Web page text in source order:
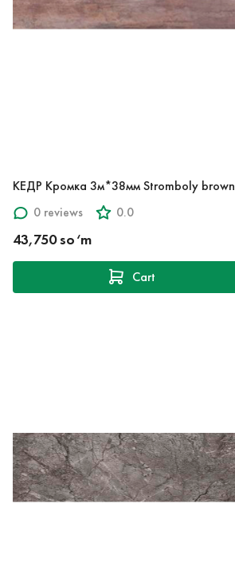
КЕДР Кромка 3м*38мм Stromboly brown
0 reviews
0.0
43,750 so‘m
Cart